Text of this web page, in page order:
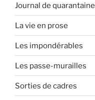
Journal de quarantaine
La vie en prose
Les impondérables
Les passe-murailles
Sorties de cadres